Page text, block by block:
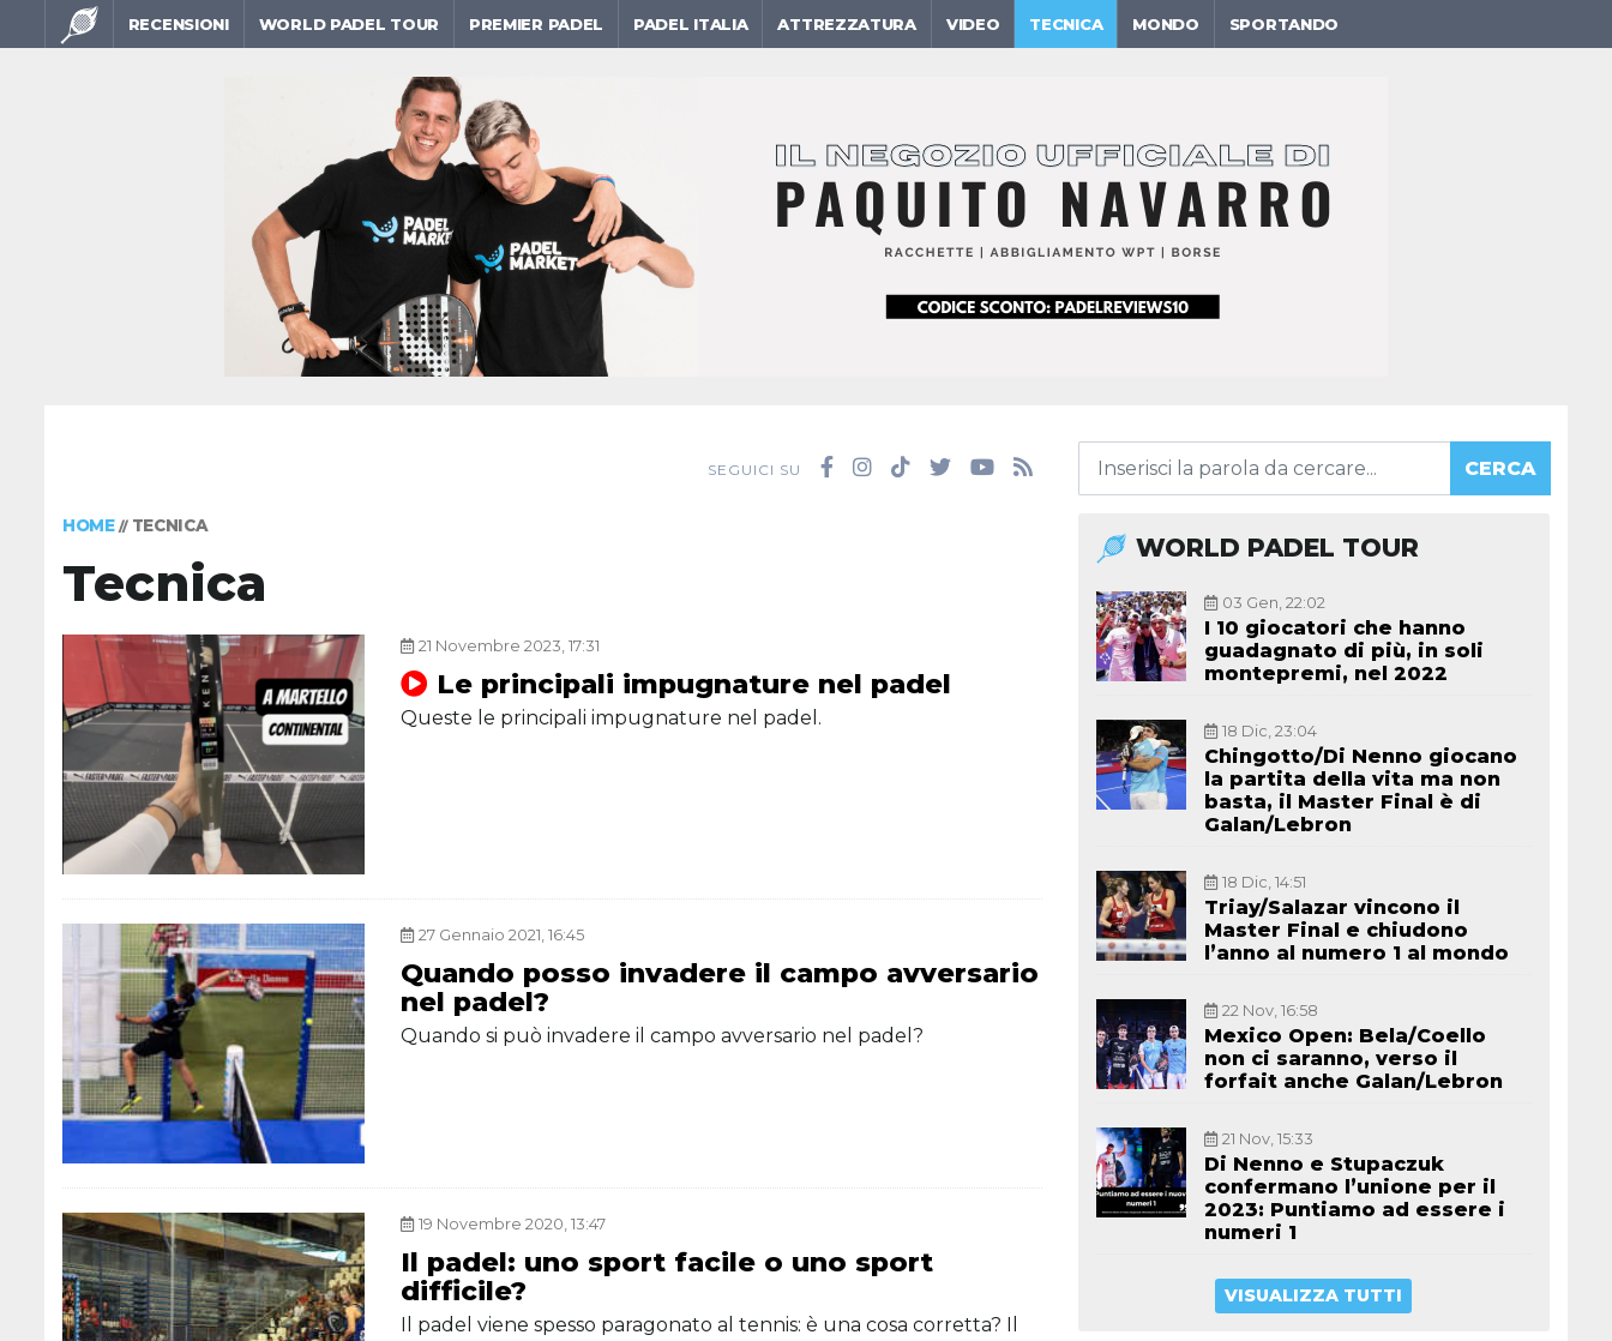
RECENSIONI WORLD PADEL TOUR PREMIER PADEL PADEL ITALIA ATTREZZATURA VIDEO TECNICA MONDO SPORTANDO
SEGUICI SU CERCA
HOME// TECNICA
Tecnica
21 Novembre 2023, 17:31
Le principali impugnature nel padel
Queste le principali impugnature nel padel.
27 Gennaio 2021, 16:45
Quando posso invadere il campo avversario
nel padel?
Quando si può invadere il campo avversario nel padel?
19 Novembre 2020, 13:47
Il padel: uno sport facile o uno sport
difficile?
Il padel viene spesso paragonato al tennis: è una cosa corretta? Il
WORLD PADEL TOUR
03 Gen, 22:02
I 10 giocatori che hanno
guadagnato di più, in soli
montepremi, nel 2022
18 Dic, 23:04
Chingotto/Di Nenno giocano
la partita della vita ma non
basta, il Master Final è di
Galan/Lebron
18 Dic, 14:51
Triay/Salazar vincono il
Master Final e chiudono
l’anno al numero 1 al mondo
22 Nov, 16:58
Mexico Open: Bela/Coello
non ci saranno, verso il
forfait anche Galan/Lebron
21 Nov, 15:33
Di Nenno e Stupaczuk
confermano l’unione per il
2023: Puntiamo ad essere i
numeri 1
VISUALIZZA TUTTI